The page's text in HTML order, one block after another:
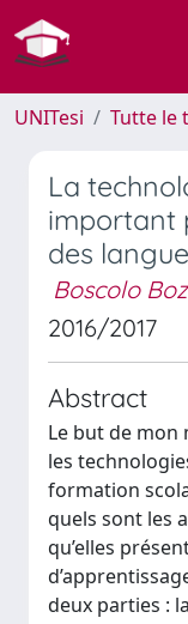
UNITesi Tutte le
La
important
des
Boscolo
2016/2017
Abstract
Le but de mon
les
formation
quels sont les
qu’elles
deux parties :